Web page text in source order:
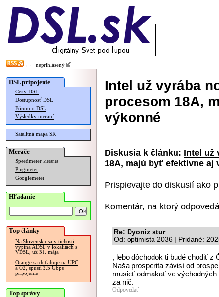
neprihlásený
DSL pripojenie
Ceny DSL
Dostupnosť DSL
Fórum o DSL
Výsledky meraní
Satelitná mapa SR
Merače
Speedmeter Merania
Pingmeter
Googlemeter
Hľadanie
Top články
Na Slovensku sa v tichosti
vypína ADSL v lokalitách s
VDSL, už 31. mája
Orange sa doťahuje na UPC
a O2, spustí 2.5 Gbps
pripojenie
Top správy
Intel už vyrába
procesom 18A,
výkonné
Diskusia k článku: Intel už
18A, majú byť efektívne aj
Prispievajte do diskusií ako
Komentár, na ktorý
Re: Dyoniz stur
Od: optimista 2036 | Pridané:
, lebo dôchodok ti budé chodiť z
Naša prosperita závisí od
musieť odmakať vo východných
za nič.
Odpovedať